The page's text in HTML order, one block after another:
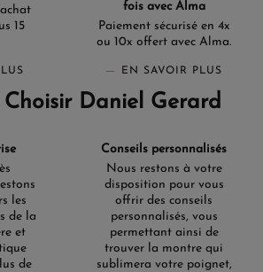
15
fois avec Alma
Paiement sécurisé en 4x
ou 10x offert avec Alma.
EN SAVOIR PLUS
Choisir Daniel Gerard
les
de la
et
de
Conseils personnalisés
Nous restons à votre
disposition pour vous
offrir des conseils
personnalisés, vous
permettant ainsi de
trouver la montre qui
sublimera votre poignet,